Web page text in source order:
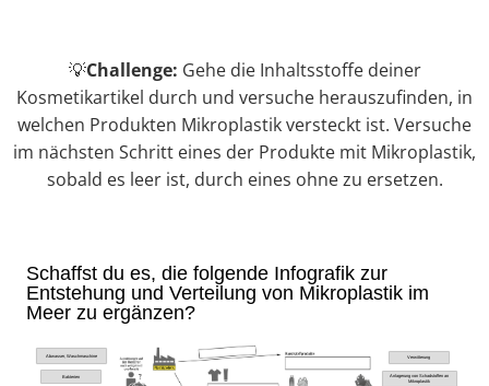
💡Challenge: Gehe die Inhaltsstoffe deiner
Kosmetikartikel durch und versuche herauszufinden, in
welchen Produkten Mikroplastik versteckt ist. Versuche
im nächsten Schritt eines der Produkte mit Mikroplastik,
sobald es leer ist, durch eines ohne zu ersetzen.